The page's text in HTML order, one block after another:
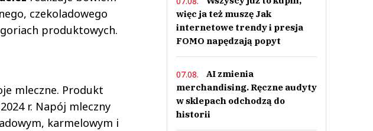
czekoladowego
produktowych.
mleczne. Produkt
r. Napój mleczny
karmelowym i
więc ja też muszę Jak
internetowe trendy i presja
FOMO napędzają popyt
07.08.
AI zmienia
merchandising. Ręczne audyty
w sklepach odchodzą do
historii